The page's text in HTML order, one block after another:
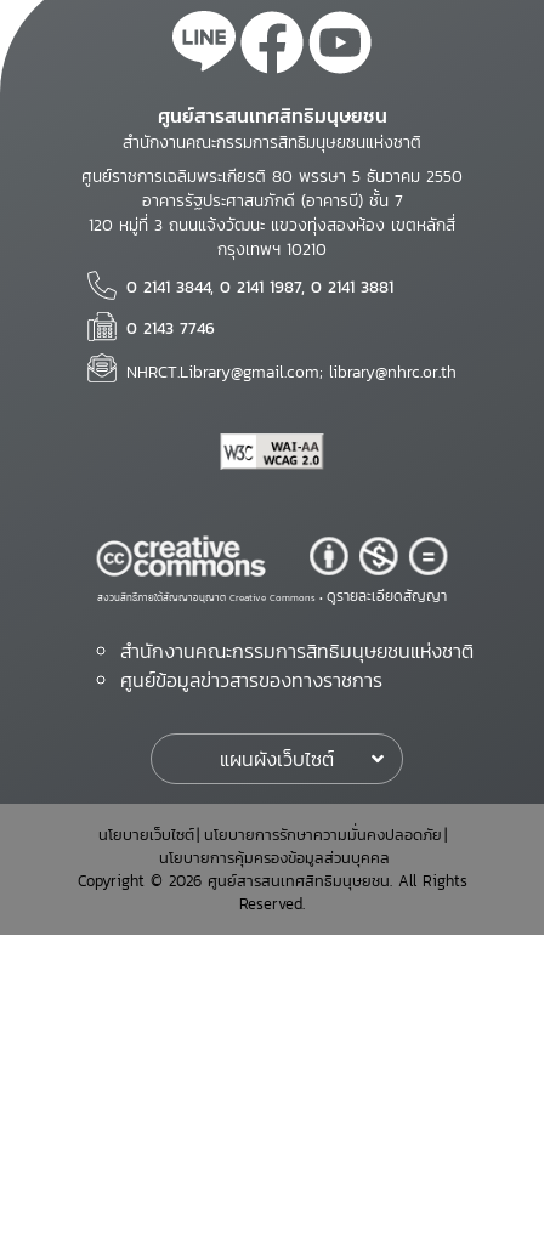
ศูนย์สารสนเทศสิทธิมนุษยชน
สำนักงานคณะกรรมการสิทธิมนุษยชนแห่งชาติ
ศูนย์ราชการเฉลิมพระเกียรติ 80 พรรษา 5 ธันวาคม 2550
อาคารรัฐประศาสนภักดี (อาคารบี) ชั้น 7
120 หมู่ที่ 3 ถนนแจ้งวัฒนะ แขวงทุ่งสองห้อง เขตหลักสี่
กรุงเทพฯ 10210
0 2141 3844, 0 2141 1987, 0 2141 3881
0 2143 7746
NHRCT.Library@gmail.com; library@nhrc.or.th
สงวนสิทธิ์ภายใต้สัญญาอนุญาต Creative Commons • ดูรายละเอียดสัญญา
สำนักงานคณะกรรมการสิทธิมนุษยชนแห่งชาติ
ศูนย์ข้อมูลข่าวสารของทางราชการ
แผนผังเว็บไซต์
นโยบายเว็บไซต์ นโยบายการรักษาความมั่นคงปลอดภัย
นโยบายการคุ้มครองข้อมูลส่วนบุคคล
Copyright © 2026 ศูนย์สารสนเทศสิทธิมนุษยชน. All Rights
Reserved.